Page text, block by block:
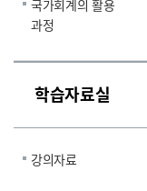
국가회계의 활용
과정
학습자료실
강의자료